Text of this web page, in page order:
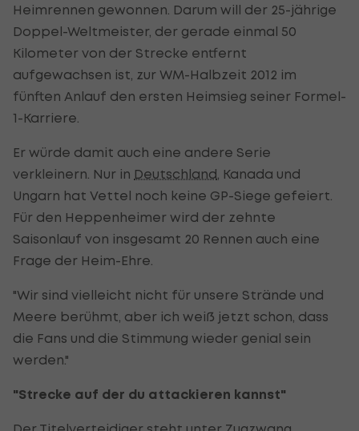
Heimrennen gewonnen. Darum will der 25-jährige
Doppel-Weltmeister, der gerade einmal 50
Kilometer von der Strecke entfernt
aufgewachsen ist, zur WM-Halbzeit 2012 im
fünften Anlauf den ersten Heimsieg seiner Formel-
1-Karriere.
Er würde damit auch eine andere Serie
verkleinern. Nur in Deutschland , Kanada und
Ungarn hat Vettel noch keine GP-Siege gefeiert.
Für den Heppenheimer wird der zehnte
Saisonlauf von insgesamt 20 Rennen auch eine
Frage der Heim-Ehre.
"Wir sind vielleicht nicht für unsere Strände und
Meere berühmt, aber ich weiß jetzt schon, dass
die Fans und die Stimmung wieder genial sein
werden."
"Strecke auf der du attackieren kannst"